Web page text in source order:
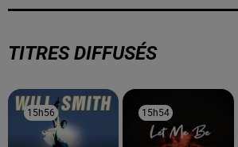
TITRES DIFFUSÉS
15h56
15h56 15h54
15h54